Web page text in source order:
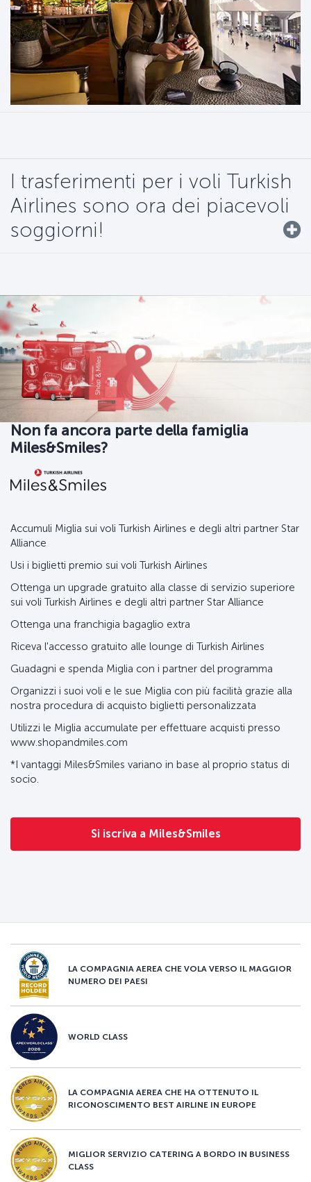
I trasferimenti per i voli Turkish
Airlines sono ora dei piacevoli
soggiorni!
Non fa ancora parte della famiglia
Miles&Smiles?
Accumuli Miglia sui voli Turkish Airlines e degli altri partner Star
Alliance
Usi i biglietti premio sui voli Turkish Airlines
Ottenga un upgrade gratuito alla classe di servizio superiore
sui voli Turkish Airlines e degli altri partner Star Alliance
Ottenga una franchigia bagaglio extra
Riceva l'accesso gratuito alle lounge di Turkish Airlines
Guadagni e spenda Miglia con i partner del programma
Organizzi i suoi voli e le sue Miglia con più facilità grazie alla
nostra procedura di acquisto biglietti personalizzata
Utilizzi le Miglia accumulate per effettuare acquisti presso
www.shopandmiles.com
*I vantaggi Miles&Smiles variano in base al proprio status di
socio.
Si iscriva a Miles&Smiles
LA COMPAGNIA AEREA CHE VOLA VERSO IL MAGGIOR
NUMERO DEI PAESI
WORLD CLASS
LA COMPAGNIA AEREA CHE HA OTTENUTO IL
RICONOSCIMENTO BEST AIRLINE IN EUROPE
MIGLIOR SERVIZIO CATERING A BORDO IN BUSINESS
CLASS